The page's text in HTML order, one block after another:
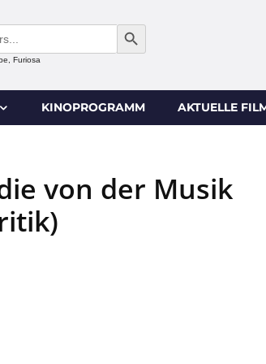
SEARCH BUTTON
Furiosa
KINOPROGRAMM AKTUELLE
von der Musik